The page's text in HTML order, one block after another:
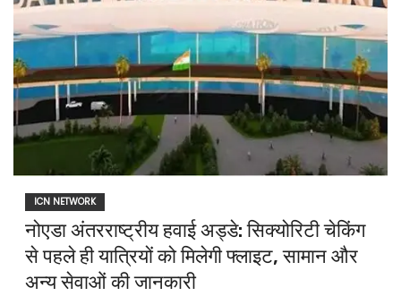
ICN NETWORK
नोएडा अंतरराष्ट्रीय हवाई अड्डे: सिक्योरिटी चेकिंग
से पहले ही यात्रियों को मिलेगी फ्लाइट, सामान और
अन्य सेवाओं की जानकारी